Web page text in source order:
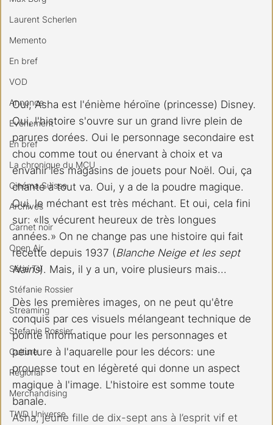
Laurent Scherlen
Memento
En bref
VOD
Annonce
Evénement
En bref
La chronique du MCU
Cinéma Suisse
Archives
Carnet noir
Open Air
Série TV
Stéfanie Rossier
Streaming
Stefanie Rossier
Culture
Régional
Merchandising
TWD Universe
Oui, Asha est l'énième héroïne (princesse) Disney.
Oui, l'histoire s'ouvre sur un grand livre plein de
parures dorées. Oui le personnage secondaire est
chou comme tout ou énervant à choix et va
envahir les magasins de jouets pour Noël. Oui, ça
chante à tout va. Oui, y a de la poudre magique.
Oui, le méchant est très méchant. Et oui, cela fini
sur: «Ils vécurent heureux de très longues
années.» On ne change pas une histoire qui fait
recette depuis 1937 (Blanche Neige et les sept
Nains). Mais, il y a un, voire plusieurs mais...
Dès les premières images, on ne peut qu'être
conquis par ces visuels mélangeant technique de
pointe informatique pour les personnages et
peinture à l'aquarelle pour les décors: une
prouesse tout en légèreté qui donne un aspect
magique à l'image. L'histoire est somme toute
banale.
Asha, jeune fille de dix-sept ans à l’esprit vif et